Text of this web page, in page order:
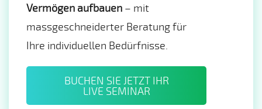
Vermögen aufbauen – mit
massgeschneiderter Beratung für
Ihre individuellen Bedürfnisse.
BUCHEN SIE JETZT IHR
LIVE SEMINAR